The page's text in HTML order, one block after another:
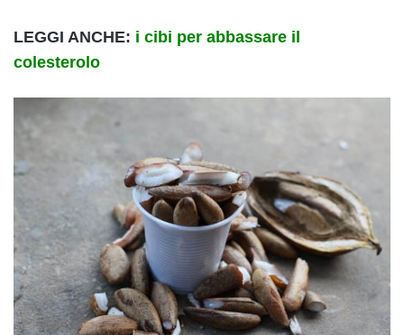
LEGGI ANCHE: i cibi per abbassare il
colesterolo